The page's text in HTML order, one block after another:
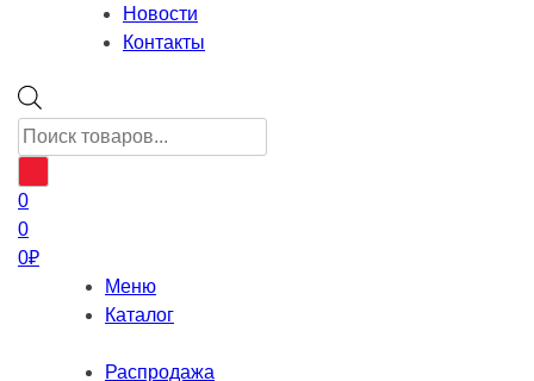
Новости
Контакты
Поиск
товаров
0
0
0₽
Меню
Каталог
Распродажа